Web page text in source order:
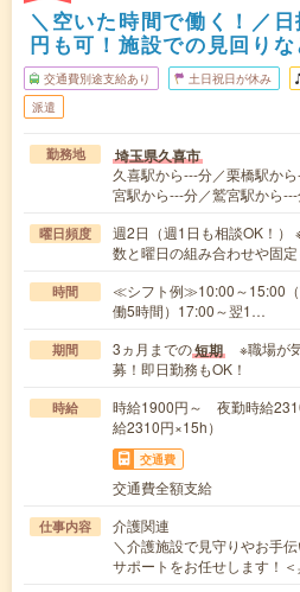
＼空いた時間で働く！／
円も可！施設での見回りな
交通費別途支給あり 土日祝日が休み
派遣
勤務地 埼玉県久喜市
久喜駅から---分／栗橋駅か
宮駅から---分／鷲宮駅から
曜日頻度
週2日（週1日も相談OK！）
数と曜日の組み合わせや固定
時間
≪シフト例≫10:00～15:00
働5時間）17:00～翌1…
期間 3ヵ月までの短期
※職場が
募！即日勤務もOK！
時給
時給1900円～ 夜勤時給
給2310円×15h）
交通費
交通費全額支給
仕事内容
介護関連
＼介護施設で見守りやお手
サポートをお任せします！